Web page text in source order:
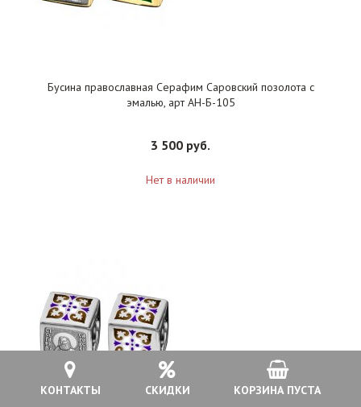
КОНТАКТЫ СКИДКИ КОРЗИНА ПУСТА
Бусина православная Серафим Саровский позолота с
эмалью, арт АН-Б-105
3 500 руб.
Нет в наличии